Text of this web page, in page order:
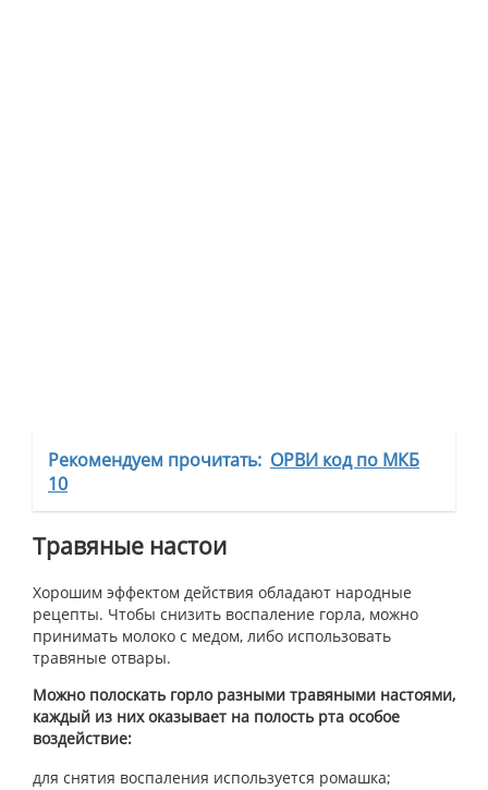
Рекомендуем прочитать: ОРВИ код по МКБ
10
Травяные настои
Хорошим эффектом действия обладают народные
рецепты. Чтобы снизить воспаление горла, можно
принимать молоко с медом, либо использовать
травяные отвары.
Можно полоскать горло разными травяными настоями,
каждый из них оказывает на полость рта особое
воздействие:
для снятия воспаления используется ромашка;